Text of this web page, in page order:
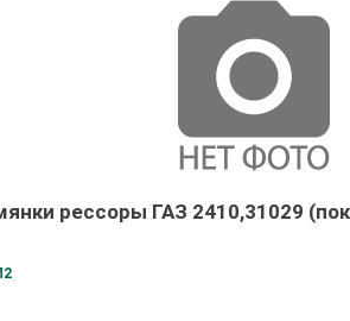
рессоры ГАЗ 2410,31029